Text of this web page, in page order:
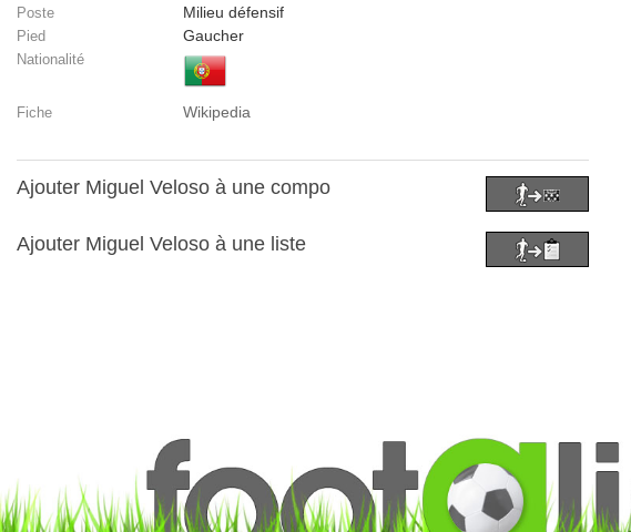
Poste Milieu défensif
Pied Gaucher
Nationalité
Fiche Wikipedia
Ajouter Miguel Veloso à une compo
Ajouter Miguel Veloso à une liste